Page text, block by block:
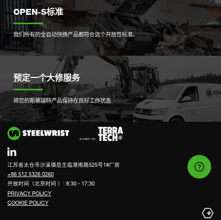
OPEN-S标准
我们所有的全自动快换产品都符合这个开放性标准。
预定一个大修服务
将您的斯蒂瑞特产品保持在良好工作状态
江苏省太仓市沙溪镇岳王临港南路525号1#厂房
+86 512 5326 0260
开放时间（北京时间 ）: 8:30 - 17:30
PRIVACY POLICY
COOKIE POLICY